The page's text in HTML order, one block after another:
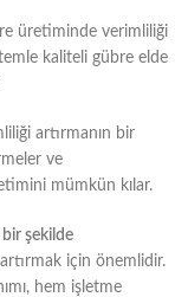
üretiminde verimliliği
kaliteli gübre elde
artırmanın bir
ve
mümkün kılar.
şekilde
için önemlidir.
hem işletme